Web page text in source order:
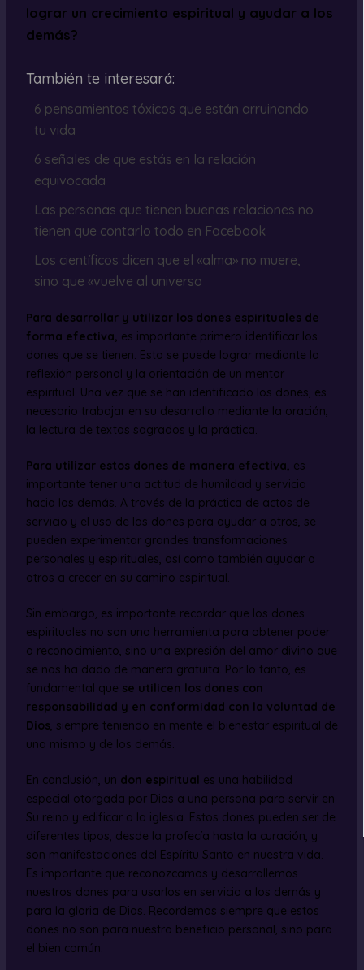
lograr un crecimiento espiritual y ayudar a los
demás?
También te interesará:
6 pensamientos tóxicos que están arruinando
tu vida
6 señales de que estás en la relación
equivocada
Las personas que tienen buenas relaciones no
tienen que contarlo todo en Facebook
Los científicos dicen que el «alma» no muere,
sino que «vuelve al universo
Para desarrollar y utilizar los dones espirituales de
forma efectiva, es importante primero identificar los
dones que se tienen. Esto se puede lograr mediante la
reflexión personal y la orientación de un mentor
espiritual. Una vez que se han identificado los dones, es
necesario trabajar en su desarrollo mediante la oración,
la lectura de textos sagrados y la práctica.
Para utilizar estos dones de manera efectiva, es
importante tener una actitud de humildad y servicio
hacia los demás. A través de la práctica de actos de
servicio y el uso de los dones para ayudar a otros, se
pueden experimentar grandes transformaciones
personales y espirituales, así como también ayudar a
otros a crecer en su camino espiritual.
Sin embargo, es importante recordar que los dones
espirituales no son una herramienta para obtener poder
o reconocimiento, sino una expresión del amor divino que
se nos ha dado de manera gratuita. Por lo tanto, es
fundamental que se utilicen los dones con
responsabilidad y en conformidad con la voluntad de
Dios, siempre teniendo en mente el bienestar espiritual de
uno mismo y de los demás.
En conclusión, un don espiritual es una habilidad
especial otorgada por Dios a una persona para servir en
Su reino y edificar a la iglesia. Estos dones pueden ser de
diferentes tipos, desde la profecía hasta la curación, y
son manifestaciones del Espíritu Santo en nuestra vida.
Es importante que reconozcamos y desarrollemos
nuestros dones para usarlos en servicio a los demás y
para la gloria de Dios. Recordemos siempre que estos
dones no son para nuestro beneficio personal, sino para
el bien común.